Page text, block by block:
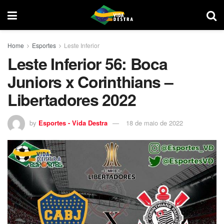
Home Esportes Leste Inferior
Leste Inferior 56: Boca
Juniors x Corinthians –
Libertadores 2022
by Esportes - Vida Destra 18 de maio de 2022